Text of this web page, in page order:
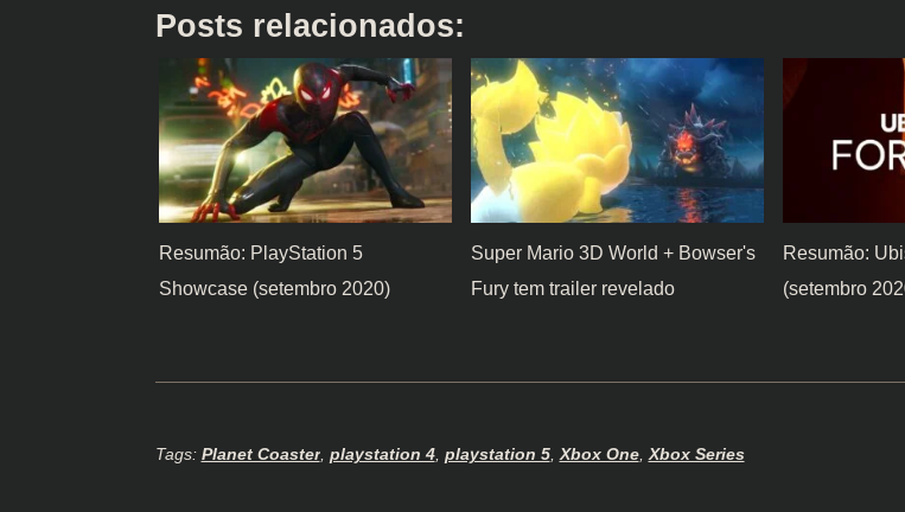
Posts relacionados:
Resumão: PlayStation 5
Showcase (setembro 2020)
Super Mario 3D World + Bowser's
Fury tem trailer revelado
Resumão:
(setembro
Tags: Planet Coaster, playstation 4, playstation 5, Xbox One, Xbox Series